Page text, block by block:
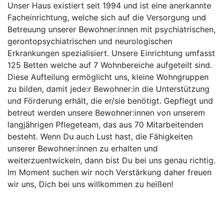
Unser Haus existiert seit 1994 und ist eine anerkannte
Facheinrichtung, welche sich auf die Versorgung und
Betreuung unserer Bewohner:innen mit psychiatrischen,
gerontopsychiatrischen und neurologischen
Erkrankungen spezialisiert. Unsere Einrichtung umfasst
125 Betten welche auf 7 Wohnbereiche aufgeteilt sind.
Diese Aufteilung ermöglicht uns, kleine Wohngruppen
zu bilden, damit jede:r Bewohner:in die Unterstützung
und Förderung erhält, die er/sie benötigt. Gepflegt und
betreut werden unsere Bewohner:innen von unserem
langjährigen Pflegeteam, das aus 70 Mitarbeitenden
besteht. Wenn Du auch Lust hast, die Fähigkeiten
unserer Bewohner:innen zu erhalten und
weiterzuentwickeln, dann bist Du bei uns genau richtig.
Im Moment suchen wir noch Verstärkung daher freuen
wir uns, Dich bei uns willkommen zu heißen!